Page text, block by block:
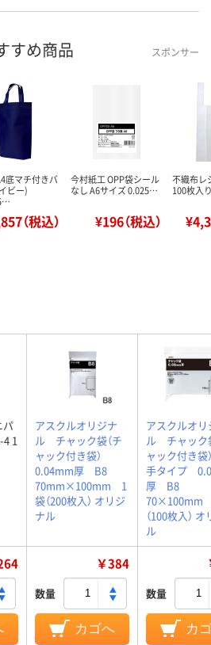
すめ商品 スポンサー
底マチ付きバ
ビー)
（税込）
今村紙工 OPP袋シール
なし A6サイズ 0.025…
¥196（税込）
不織布レ
100枚入
パ
1
アスクルオリジナ
ル チャック袋（チ
ャック付き袋）
0.04mm厚 B8
70mm×100mm 1
袋（200枚入） オリジ
ナル
アスクルオリ
ル チャック
ャック付き
手タイプ
厚 B8
70×100mm
（100枚入）
ル
￥384
数量
カゴへ
数量
カ